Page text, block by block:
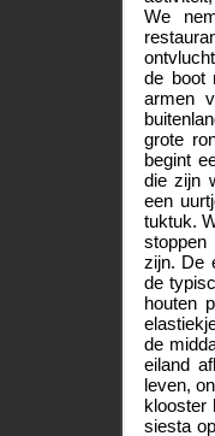
We
de boot
armen
grote
begint
die zijn
een
tuktuk.
stoppen
zijn. De
de
houten
de
eiland
leven,
klooster
siesta